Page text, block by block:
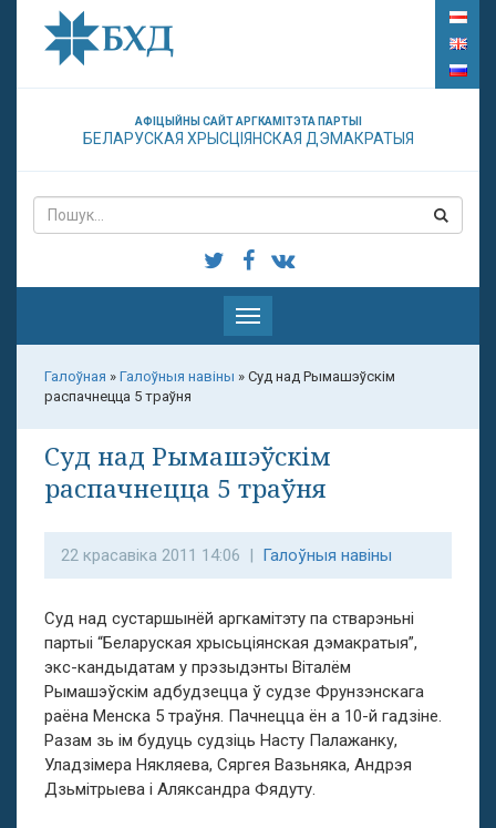
АФІЦЫЙНЫ САЙТ АРГКАМІТЭТА ПАРТЫІ
БЕЛАРУСКАЯ ХРЫСЦІЯНСКАЯ ДЭМАКРАТЫЯ
Паказаць
меню
Галоўная » Галоўныя навіны » Суд над Рымашэўскім
распачнецца 5 траўня
Суд над Рымашэўскім
распачнецца 5 траўня
22 красавіка 2011 14:06 | Галоўныя навіны
Суд над сустаршынёй аргкамітэту па стварэньні
партыі “Беларуская хрысьціянская дэмакратыя”,
экс-кандыдатам у прэзыдэнты Віталём
Рымашэўскім адбудзецца ў судзе Фрунзэнскага
раёна Менска 5 траўня. Пачнецца ён а 10-й гадзіне.
Разам зь ім будуць судзіць Насту Палажанку,
Уладзімера Някляева, Сяргея Вазьняка, Андрэя
Дзьмітрыева і Аляксандра Фядуту.